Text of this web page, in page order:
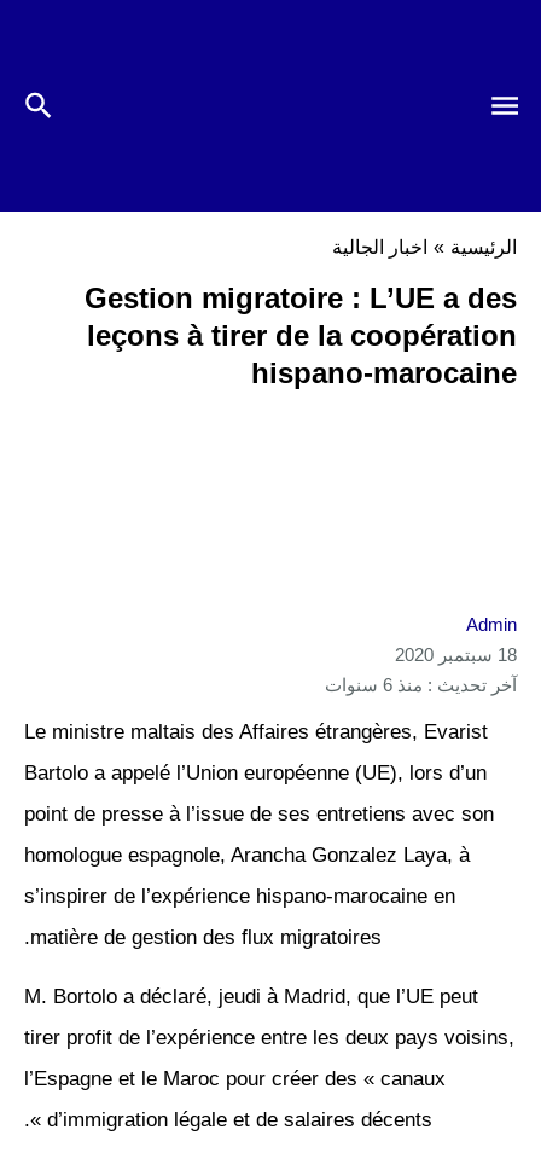
الرئيسية » اخبار الجالية
Gestion migratoire : L’UE a des
leçons à tirer de la coopération
hispano-marocaine
Admin
18 سبتمبر 2020
آخر تحديث : منذ 6 سنوات
Le ministre maltais des Affaires étrangères, Evarist
Bartolo a appelé l’Union européenne (UE), lors d’un
point de presse à l’issue de ses entretiens avec son
homologue espagnole, Arancha Gonzalez Laya, à
s’inspirer de l’expérience hispano-marocaine en
matière de gestion des flux migratoires.
M. Bortolo a déclaré, jeudi à Madrid, que l’UE peut
tirer profit de l’expérience entre les deux pays voisins,
l’Espagne et le Maroc pour créer des « canaux
d’immigration légale et de salaires décents ».